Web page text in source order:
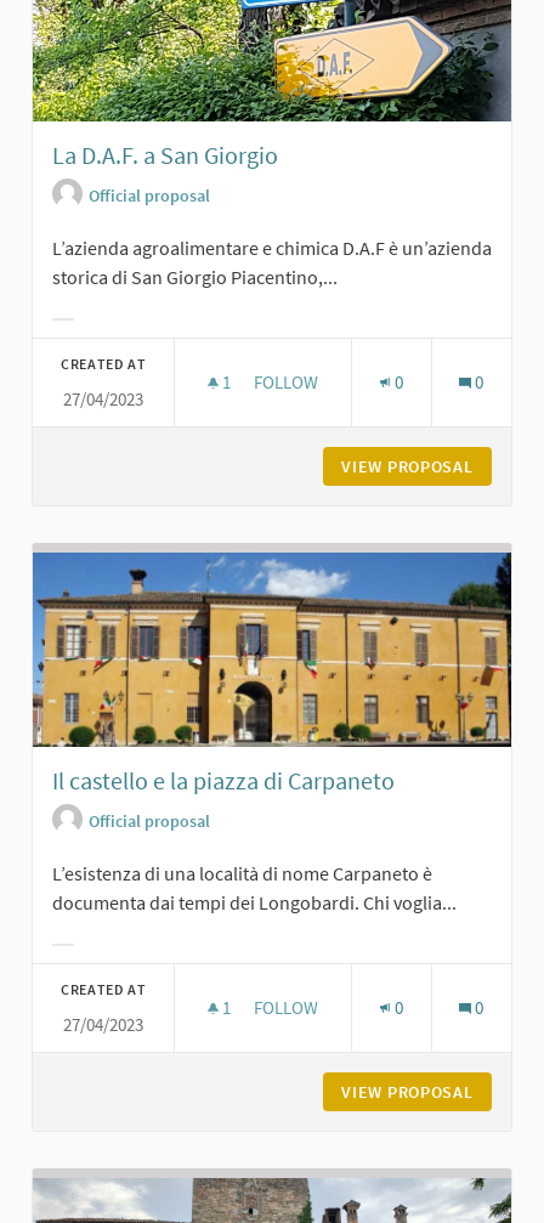
La D.A.F. a San Giorgio
Official proposal
L’azienda agroalimentare e chimica D.A.F è un’azienda
storica di San Giorgio Piacentino,...
CREATED AT
27/04/2023
1 1 FOLLOWER
FOLLOW 0 0
VIEW PROPOSAL
Il castello e la piazza di Carpaneto
Official proposal
L’esistenza di una località di nome Carpaneto è
documenta dai tempi dei Longobardi. Chi voglia...
CREATED AT
27/04/2023
1 1 FOLLOWER
FOLLOW 0 0
VIEW PROPOSAL